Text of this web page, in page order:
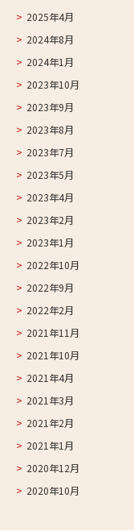
2025年4月
2024年8月
2024年1月
2023年10月
2023年9月
2023年8月
2023年7月
2023年5月
2023年4月
2023年2月
2023年1月
2022年10月
2022年9月
2022年2月
2021年11月
2021年10月
2021年4月
2021年3月
2021年2月
2021年1月
2020年12月
2020年10月